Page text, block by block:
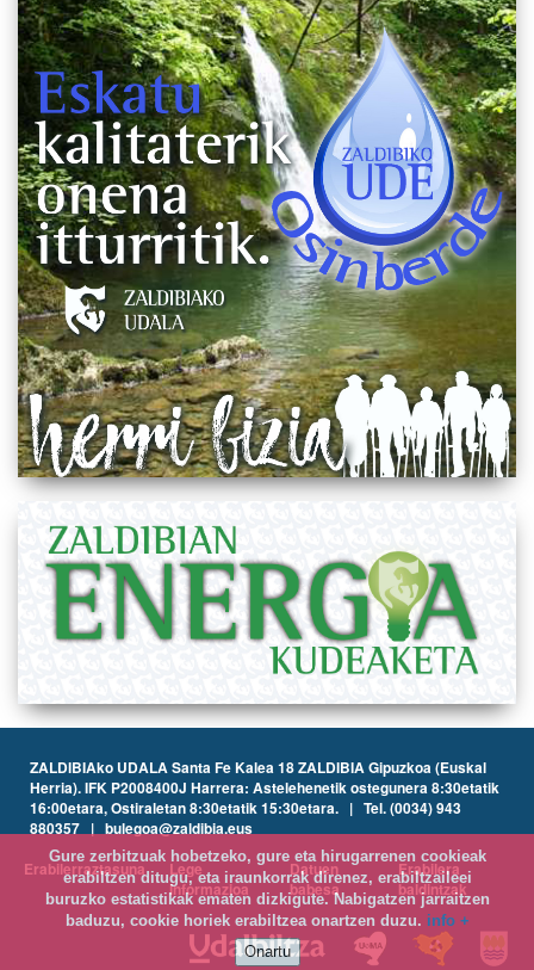
ZALDIBIAko UDALA Santa Fe Kalea 18 ZALDIBIA Gipuzkoa (Euskal
Herria). IFK P2008400J Harrera: Astelehenetik ostegunera 8:30etatik
16:00etara, Ostiraletan 8:30etatik 15:30etara. | Tel. (0034) 943
880357 | bulegoa@zaldibia.eus
Erabilerraztasuna
Lege
informazioa
Datuen
babesa
Erabilera
baldintzak
Gure zerbitzuak hobetzeko, gure eta hirugarrenen cookieak
erabiltzen ditugu, eta iraunkorrak direnez, erabiltzaileei
buruzko estatistikak ematen dizkigute. Nabigatzen jarraitzen
baduzu, cookie horiek erabiltzea onartzen duzu. info +